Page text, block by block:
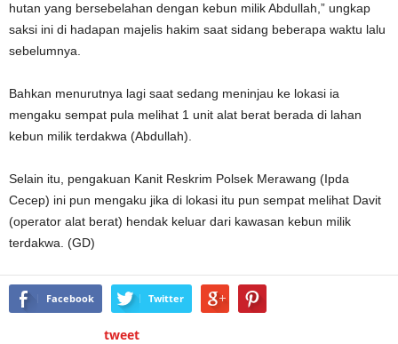
hutan yang bersebelahan dengan kebun milik Abdullah,” ungkap
saksi ini di hadapan majelis hakim saat sidang beberapa waktu lalu
sebelumnya.
Bahkan menurutnya lagi saat sedang meninjau ke lokasi ia
mengaku sempat pula melihat 1 unit alat berat berada di lahan
kebun milik terdakwa (Abdullah).
Selain itu, pengakuan Kanit Reskrim Polsek Merawang (Ipda
Cecep) ini pun mengaku jika di lokasi itu pun sempat melihat Davit
(operator alat berat) hendak keluar dari kawasan kebun milik
terdakwa. (GD)
Facebook Twitter
tweet